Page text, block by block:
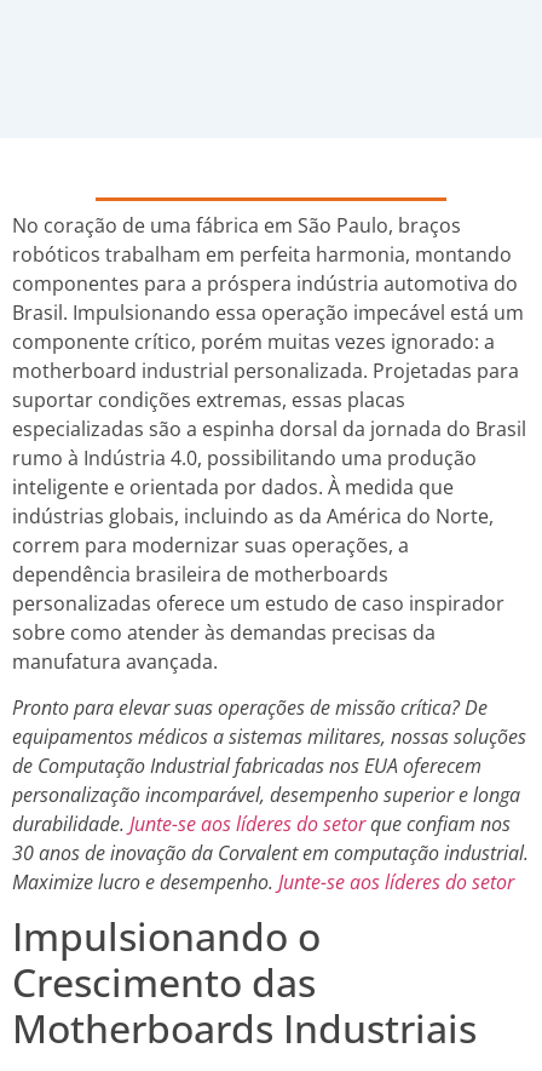
No coração de uma fábrica em São Paulo, braços
robóticos trabalham em perfeita harmonia, montando
componentes para a próspera indústria automotiva do
Brasil. Impulsionando essa operação impecável está um
componente crítico, porém muitas vezes ignorado: a
motherboard industrial personalizada. Projetadas para
suportar condições extremas, essas placas
especializadas são a espinha dorsal da jornada do Brasil
rumo à Indústria 4.0, possibilitando uma produção
inteligente e orientada por dados. À medida que
indústrias globais, incluindo as da América do Norte,
correm para modernizar suas operações, a
dependência brasileira de motherboards
personalizadas oferece um estudo de caso inspirador
sobre como atender às demandas precisas da
manufatura avançada.
Pronto para elevar suas operações de missão crítica? De
equipamentos médicos a sistemas militares, nossas soluções
de Computação Industrial fabricadas nos EUA oferecem
personalização incomparável, desempenho superior e longa
durabilidade. Junte-se aos líderes do setorque confiam nos
30 anos de inovação da Corvalent em computação industrial.
Maximize lucro e desempenho. Junte-se aos líderes do setor
Impulsionando o
Crescimento das
Motherboards Industriais